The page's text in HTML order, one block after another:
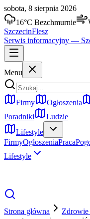
sobota, 8 sierpnia 2026
16°C Bezchmurnie
SzczecinFlesz
Serwis informacyjny —
Menu
Firmy Ogłoszenia
Poradniki
Ludzie
Lifestyle
FirmyOgłoszeniaPraca
Lifestyle
Strona główna Zdrowie